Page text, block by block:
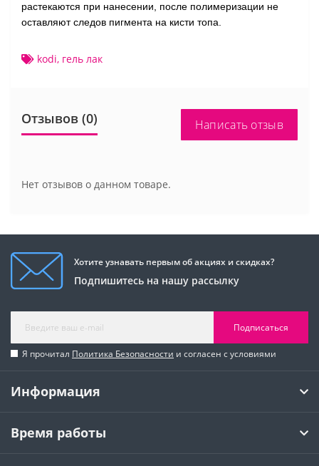
растекаются при нанесении, после полимеризации не
оставляют следов пигмента на кисти топа.
kodi, гель лак
Отзывов (0) Написать отзыв
Нет отзывов о данном товаре.
Хотите узнавать первым об акциях и скидках?
Подпишитесь на нашу рассылку
Подписаться
Я прочитал Политика Безопасности и согласен с условиями
Информация
Время работы